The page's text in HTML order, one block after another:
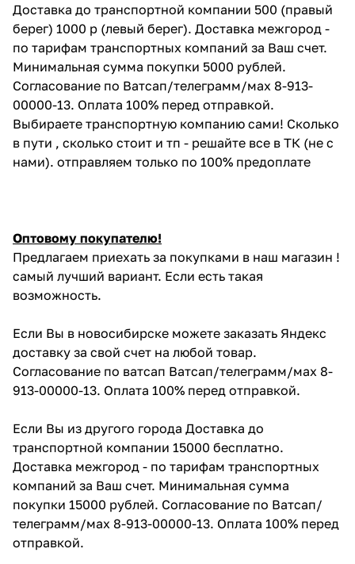
Доставка до транспортной компании 500 (правый
берег) 1000 р (левый берег). Доставка межгород -
по тарифам транспортных компаний за Ваш счет.
Минимальная сумма покупки 5000 рублей.
Согласование по Ватсап/телеграмм/мах 8-913-
00000-13. Оплата 100% перед отправкой.
Выбираете транспортную компанию сами! Сколько
в пути , сколько стоит и тп - решайте все в ТК (не с
нами). отправляем только по 100% предоплате
Оптовому покупателю!
Предлагаем приехать за покупками в наш магазин !
самый лучший вариант. Если есть такая
возможность.
Если Вы в новосибирске можете заказать Яндекс
доставку за свой счет на любой товар.
Согласование по ватсап Ватсап/телеграмм/мах 8-
913-00000-13. Оплата 100% перед отправкой.
Если Вы из другого города Доставка до
транспортной компании 15000 бесплатно.
Доставка межгород - по тарифам транспортных
компаний за Ваш счет. Минимальная сумма
покупки 15000 рублей. Согласование по Ватсап/
телеграмм/мах 8-913-00000-13. Оплата 100% перед
отправкой.